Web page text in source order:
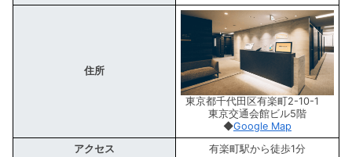
住所
東京都千代田区有楽町2-10-1
東京交通会館ビル5階
◆Google Map
アクセス
有楽町駅から徒歩1分